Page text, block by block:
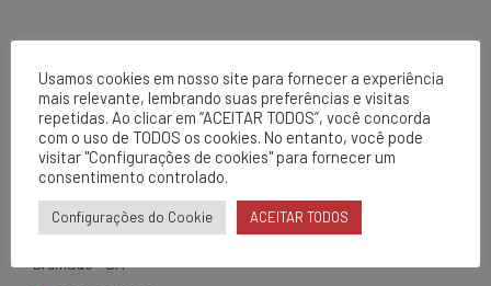
EPCL
Matriz
Av. Centenário, 1420
Brumado - BA
Usamos cookies em nosso site para fornecer a experiência
mais relevante, lembrando suas preferências e visitas
repetidas. Ao clicar em “ACEITAR TODOS”, você concorda
com o uso de TODOS os cookies. No entanto, você pode
visitar "Configurações de cookies" para fornecer um
consentimento controlado.
Configurações do Cookie ACEITAR TODOS